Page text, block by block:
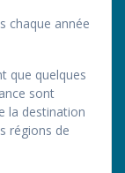
chaque année
que quelques
sont
la destination
régions de